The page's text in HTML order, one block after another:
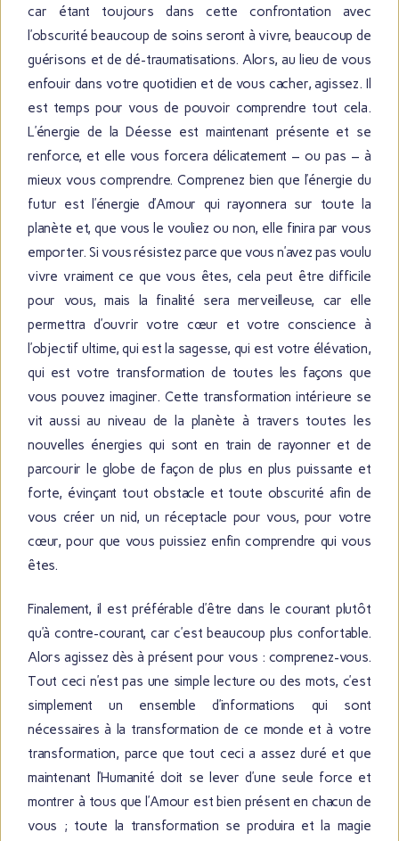
car étant toujours dans cette confrontation avec
l’obscurité beaucoup de soins seront à vivre, beaucoup de
guérisons et de dé-traumatisations. Alors, au lieu de vous
enfouir dans votre quotidien et de vous cacher, agissez. Il
est temps pour vous de pouvoir comprendre tout cela.
L’énergie de la Déesse est maintenant présente et se
renforce, et elle vous forcera délicatement – ou pas – à
mieux vous comprendre. Comprenez bien que l’énergie du
futur est l’énergie d’Amour qui rayonnera sur toute la
planète et, que vous le vouliez ou non, elle finira par vous
emporter. Si vous résistez parce que vous n’avez pas voulu
vivre vraiment ce que vous êtes, cela peut être difficile
pour vous, mais la finalité sera merveilleuse, car elle
permettra d’ouvrir votre cœur et votre conscience à
l’objectif ultime, qui est la sagesse, qui est votre élévation,
qui est votre transformation de toutes les façons que
vous pouvez imaginer. Cette transformation intérieure se
vit aussi au niveau de la planète à travers toutes les
nouvelles énergies qui sont en train de rayonner et de
parcourir le globe de façon de plus en plus puissante et
forte, évinçant tout obstacle et toute obscurité afin de
vous créer un nid, un réceptacle pour vous, pour votre
cœur, pour que vous puissiez enfin comprendre qui vous
êtes.
Finalement, il est préférable d’être dans le courant plutôt
qu’à contre-courant, car c’est beaucoup plus confortable.
Alors agissez dès à présent pour vous : comprenez-vous.
Tout ceci n’est pas une simple lecture ou des mots, c’est
simplement un ensemble d’informations qui sont
nécessaires à la transformation de ce monde et à votre
transformation, parce que tout ceci a assez duré et que
maintenant l’Humanité doit se lever d’une seule force et
montrer à tous que l’Amour est bien présent en chacun de
vous ; toute la transformation se produira et la magie